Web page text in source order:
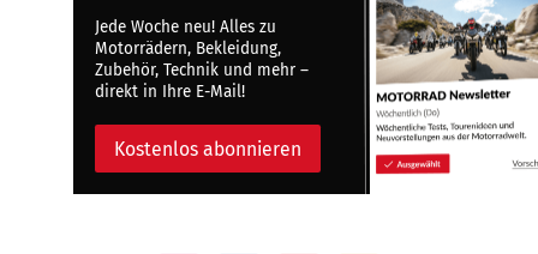
Jede Woche neu! Alles zu
Motorrädern, Bekleidung,
Zubehör, Technik und mehr –
direkt in Ihre E-Mail!
Kostenlos abonnieren